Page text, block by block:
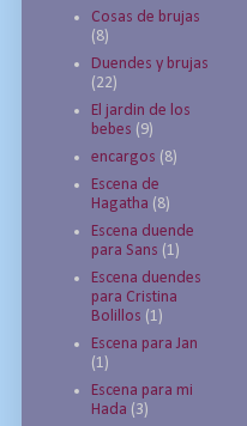
Cosas de brujas
(8)
Duendes y brujas
(22)
El jardin de los
bebes (9)
encargos (8)
Escena de
Hagatha (8)
Escena duende
para Sans (1)
Escena duendes
para Cristina
Bolillos (1)
Escena para Jan
(1)
Escena para mi
Hada (3)